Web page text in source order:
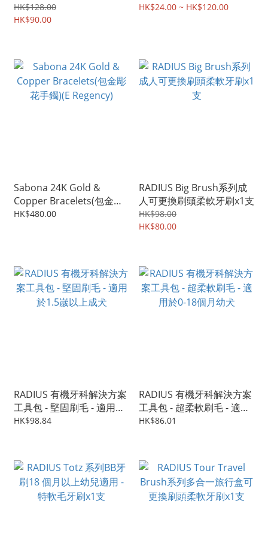
HK$128.00
HK$90.00
HK$24.00 ~ HK$120.00
Sabona 24K Gold &
Copper Bracelets(包金彫
花手鐲)(E Regency)
HK$480.00
RADIUS Big Brush系列成
人可更換刷頭柔軟牙刷x1支
HK$98.00
HK$80.00
RADIUS 有機牙科解決方案
工具包 - 堅固刷毛 - 適用於
1.5嵗以上成犬
HK$98.84
RADIUS 有機牙科解決方案
工具包 - 超柔軟刷毛 - 適用
於0-18個月幼犬
HK$86.01